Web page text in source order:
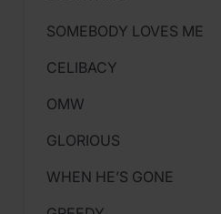
SOMEBODY LOVES ME
CELIBACY
OMW
GLORIOUS
WHEN HE’S GONE